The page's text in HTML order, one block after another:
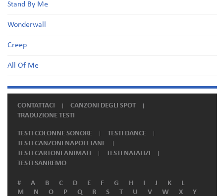
Stand By Me
Wonderwall
Creep
All Of Me
CONTATTACI
CANZONI DEGLI SPOT
TRADUZIONE TESTI
TESTI COLONNE SONORE
TESTI DANCE
TESTI CANZONI NAPOLETANE
TESTI CARTONI ANIMATI
TESTI NATALIZI
TESTI SANREMO
# A B C D E F G H I J K
L
M
N O P Q R S T U V W X Y